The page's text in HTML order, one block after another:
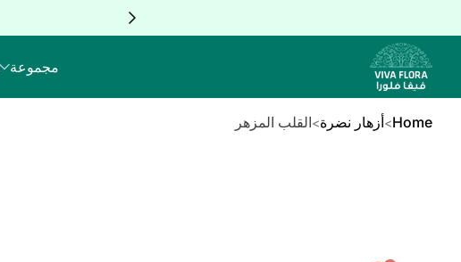
مجموعة
Home أزهار نضرة القلب المزهر